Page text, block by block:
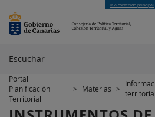
Ir a contenido principal
INICIO MATERIAS
CONTACTO
Escuchar
Portal
Planificación
Territorial
> Materias > territorial